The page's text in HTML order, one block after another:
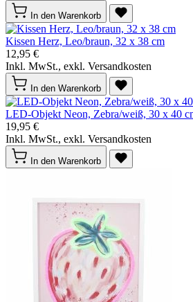
In den Warenkorb
Kissen Herz, Leo/braun, 32 x 38 cm
12,95 €
Inkl. MwSt., exkl. Versandkosten
In den Warenkorb
LED-Objekt Neon, Zebra/weiß, 30 x 40
19,95 €
Inkl. MwSt., exkl. Versandkosten
In den Warenkorb